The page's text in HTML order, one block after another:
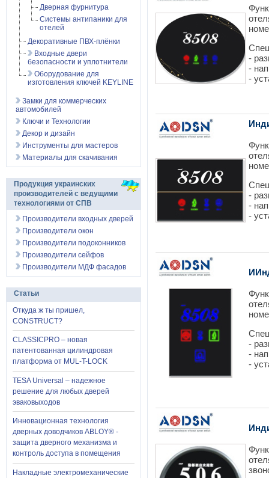
-
-
-
-
-
-
-
-
-
Дверная фурнитура
Системы антипаники для
отелей
Декоративные ПВХ-плёнки
Входные двери
безопасности и уплотнители
Оборудование для
изготовления ключей KEYLINE
Замки для коммерческих
автомобилей
Ключи и Технологии
Декор и дизайн
Инструменты для мастеров
Материалы для скачивания
Продукция украинских
производителей с ведущими
технологиями от СПВ
Производители входных дверей
Производители окон
Производители подоконников
Производители сейфов
Производители МДФ фасадов
Статьи
Откуда ж ты пришел,
CONSTRUCT?
CLASSICPRO – новая
патентованная цилиндровая
платформа от MUL-T-LOCK
TESA Universal – надежное
решение для любых дверей
эваковыходов
Инновационная технология
дверных доводчиков ABLOY® -
защита дверного механизма и
контроль доступа в помещения
Накладные электромеханические